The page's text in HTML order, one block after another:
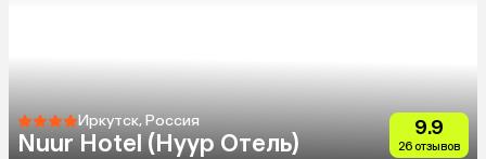
Иркутск, Россия
Nuur Hotel (Нуур Отель)
9.9
26 отзывов